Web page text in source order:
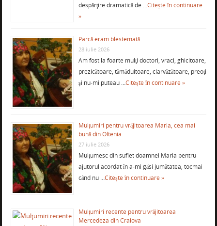
despărţire dramatică de …Citește în continuare
»
Parcă eram blestemată
28 iulie 2026
Am fost la foarte mulţi doctori, vraci, ghicitoare,
prezicătoare, tămăduitoare, clarvăzătoare, preoţi
şi nu-mi puteau …Citește în continuare »
Mulţumiri pentru vrăjitoarea Maria, cea mai
bună din Oltenia
27 iulie 2026
Mulţumesc din suflet doamnei Maria pentru
ajutorul acordat în a-mi găsi jumătatea, tocmai
când nu …Citește în continuare »
Mulţumiri recente pentru vrăjitoarea
Mercedeza din Craiova